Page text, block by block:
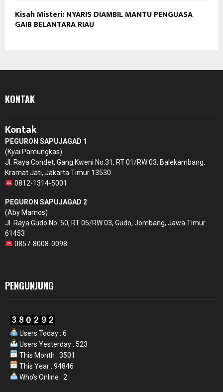
Kisah Misteri: NYARIS DIAMBIL MANTU PENGUASA
GAIB BELANTARA RIAU
KONTAK
Kontak
PEGURON SAPUJAGAD 1
(Kyai Pamungkas)
Jl. Raya Condet, Gang Kweni No.31, RT 01/RW 03, Balekambang,
Kramat Jati, Jakarta Timur 13530
0812-1314-5001
PEGURON SAPUJAGAD 2
(Aby Marnos)
Jl. Raya Gudo No. 50, RT 05/RW 03, Gudo, Jombang, Jawa Timur
61453
0857-8008-0098
PENGUNJUNG
Users Today : 6
Users Yesterday : 523
This Month : 3501
This Year : 94846
Who's Online : 2